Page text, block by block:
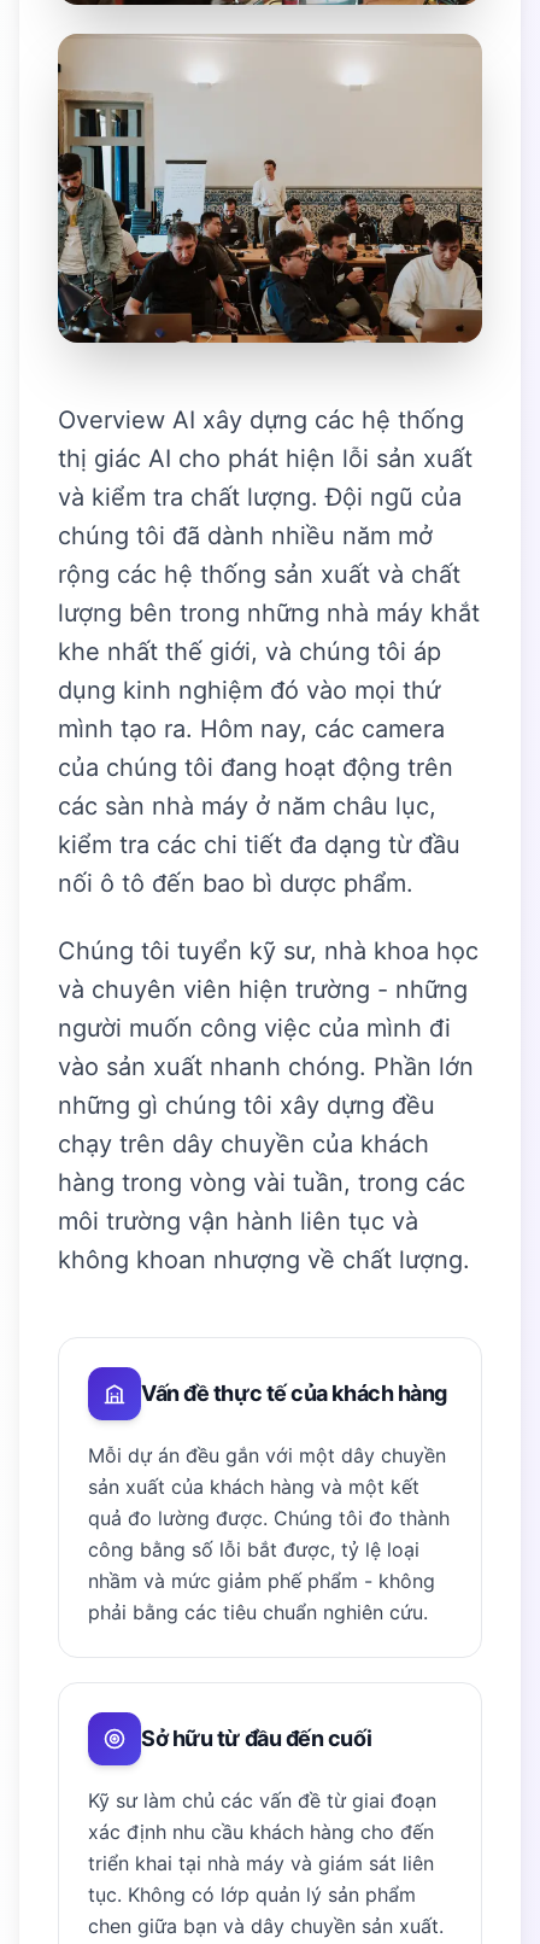
Overview AI xây dựng các hệ thống
thị giác AI cho phát hiện lỗi sản xuất
và kiểm tra chất lượng. Đội ngũ của
chúng tôi đã dành nhiều năm mở
rộng các hệ thống sản xuất và chất
lượng bên trong những nhà máy khắt
khe nhất thế giới, và chúng tôi áp
dụng kinh nghiệm đó vào mọi thứ
mình tạo ra. Hôm nay, các camera
của chúng tôi đang hoạt động trên
các sàn nhà máy ở năm châu lục,
kiểm tra các chi tiết đa dạng từ đầu
nối ô tô đến bao bì dược phẩm.
Chúng tôi tuyển kỹ sư, nhà khoa học
và chuyên viên hiện trường - những
người muốn công việc của mình đi
vào sản xuất nhanh chóng. Phần lớn
những gì chúng tôi xây dựng đều
chạy trên dây chuyền của khách
hàng trong vòng vài tuần, trong các
môi trường vận hành liên tục và
không khoan nhượng về chất lượng.
Vấn đề thực tế của khách hàng
Mỗi dự án đều gắn với một dây chuyền
sản xuất của khách hàng và một kết
quả đo lường được. Chúng tôi đo thành
công bằng số lỗi bắt được, tỷ lệ loại
nhầm và mức giảm phế phẩm - không
phải bằng các tiêu chuẩn nghiên cứu.
Sở hữu từ đầu đến cuối
Kỹ sư làm chủ các vấn đề từ giai đoạn
xác định nhu cầu khách hàng cho đến
triển khai tại nhà máy và giám sát liên
tục. Không có lớp quản lý sản phẩm
chen giữa bạn và dây chuyền sản xuất.